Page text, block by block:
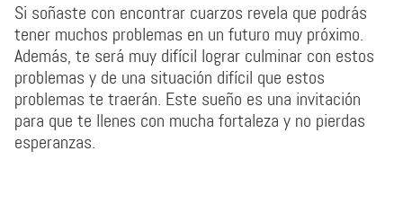
Si soñaste con encontrar cuarzos revela que podrás
tener muchos problemas en un futuro muy próximo.
Además, te será muy difícil lograr culminar con estos
problemas y de una situación difícil que estos
problemas te traerán. Este sueño es una invitación
para que te llenes con mucha fortaleza y no pierdas
esperanzas.